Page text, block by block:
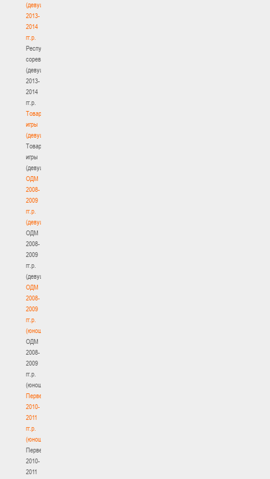
(девушки)
2013-
2014
гг.р.
Республиканские
соревнования
(девушки)
2013-
2014
гг.р.
Товарищеские
игры
(девушки)
Товарищеские
игры
(девушки)
ОДМ
2008-
2009
гг.р.
(девушки)
ОДМ
2008-
2009
гг.р.
(девушки)
ОДМ
2008-
2009
гг.р.
(юноши)
ОДМ
2008-
2009
гг.р.
(юноши)
Первенство
2010-
2011
гг.р.
(юноши)
Первенство
2010-
2011